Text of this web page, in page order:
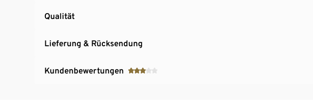
Qualität
Lieferung & Rücksendung
Kundenbewertungen